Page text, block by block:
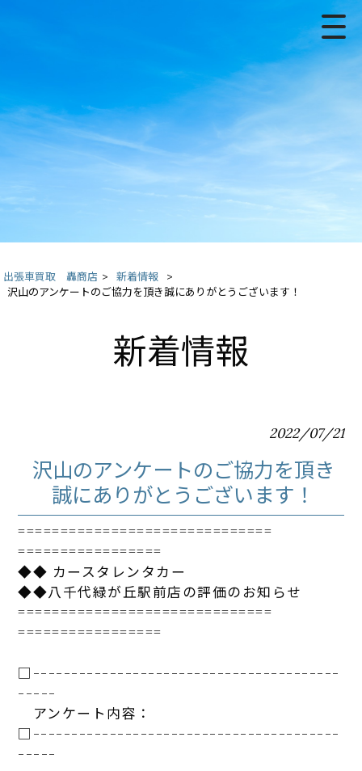
出張車買取 轟商店 > 新着情報
>
沢山のアンケートのご協力を頂き誠にありがとうございます！
新着情報
2022/07/21
沢山のアンケートのご協力を頂き
誠にありがとうございます！
==============================
=================
◆◆ カースタレンタカー
◆◆八千代緑が丘駅前店の評価のお知らせ
==============================
=================
□----------------------------------------
-----
アンケート 内容：
□----------------------------------------
-----